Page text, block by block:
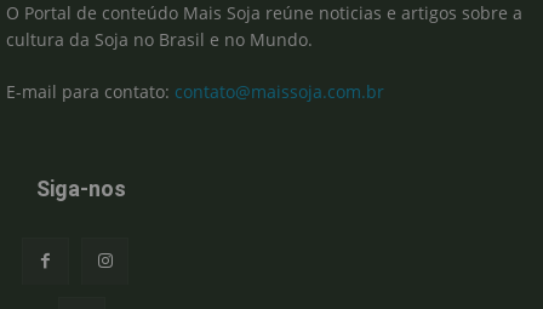
O Portal de conteúdo Mais Soja reúne noticias e artigos sobre a
cultura da Soja no Brasil e no Mundo.
E-mail para contato: contato@maissoja.com.br
Siga-nos